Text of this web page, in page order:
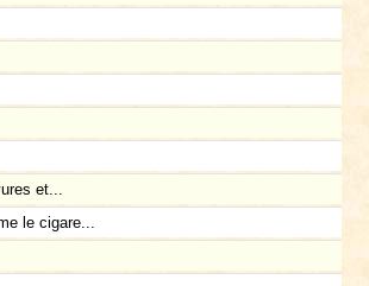
et...
le cigare...